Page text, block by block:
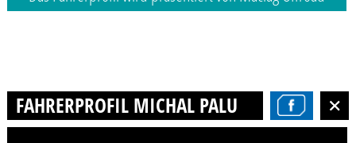
FAHRERPROFIL MICHAL PALUBICKI